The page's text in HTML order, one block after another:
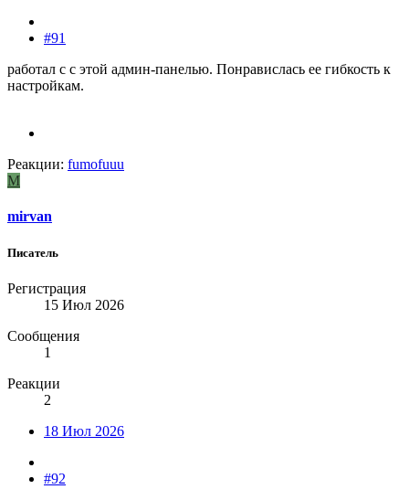
#91
работал с с этой админ-панелью. Понравислась ее гибкость к
настройкам.
Реакции: fumofuuu
M
mirvan
Писатель
Регистрация
15 Июл 2026
Сообщения
1
Реакции
2
18 Июл 2026
#92